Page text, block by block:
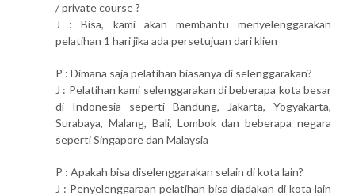
/ private course ?
J : Bisa, kami akan membantu menyelenggarakan
pelatihan 1 hari jika ada persetujuan dari klien
P : Dimana saja pelatihan biasanya di selenggarakan?
J : Pelatihan kami selenggarakan di beberapa kota besar
di Indonesia seperti Bandung, Jakarta, Yogyakarta,
Surabaya, Malang, Bali, Lombok dan beberapa negara
seperti Singapore dan Malaysia
P : Apakah bisa diselenggarakan selain di kota lain?
J : Penyelenggaraan pelatihan bisa diadakan di kota lain